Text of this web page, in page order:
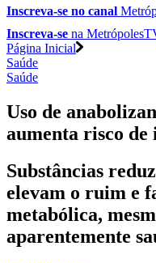
Inscreva-se no canal
Inscreva-se na
Página Inicial
Saúde
Saúde
Uso de
aumenta risco
Substâncias
elevam o ruim e
metabólica,
aparentemente